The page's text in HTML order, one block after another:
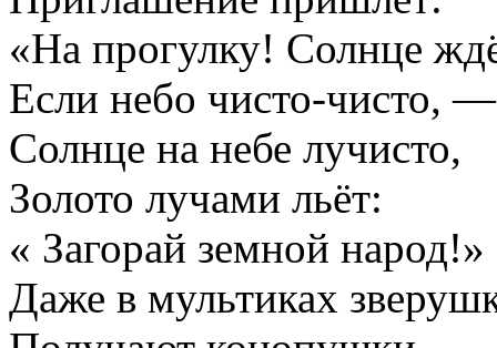
«На прогулку! Солнце
Если небо чисто-чисто, —
Солнце на небе лучисто,
Золото лучами льёт:
« Загорай земной народ!»
Даже в мультиках